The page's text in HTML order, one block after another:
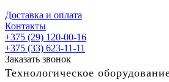
Доставка и оплата
Контакты
+375 (29) 120-00-16
+375 (33) 623-11-11
Заказать звонок
Технологическое